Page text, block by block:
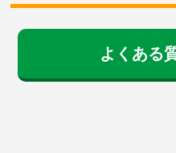
よくある